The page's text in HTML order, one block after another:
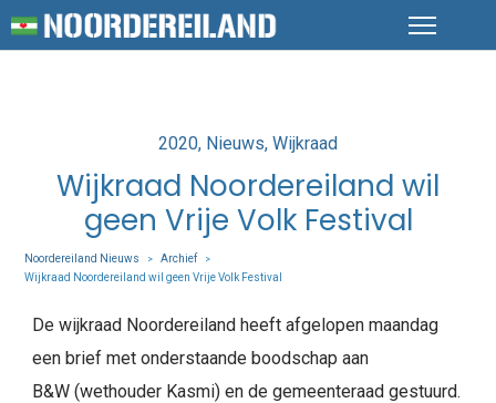
Posted
2020 Nieuws Wijkraad
Wijkraad Noordereiland wil
geen Vrije Volk Festival
Noordereiland Nieuws > Archief >
Wijkraad Noordereiland wil geen Vrije Volk Festival
De wijkraad Noordereiland heeft afgelopen maandag
een brief met onderstaande boodschap aan
B&W (wethouder Kasmi) en de gemeenteraad gestuurd.